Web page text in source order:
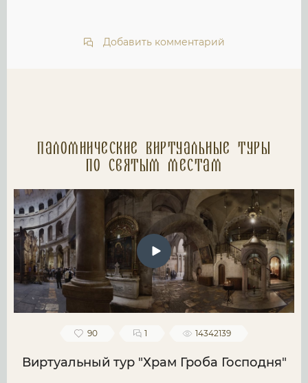
Добавить комментарий
Паломнические Виртуальные туры
по святым местам
90 1 14342139
Виртуальный тур "Храм Гроба Господня"